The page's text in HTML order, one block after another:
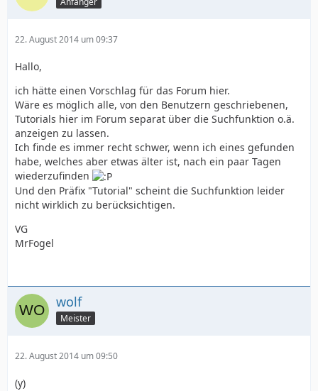
22. August 2014 um 09:37
Hallo,
ich hätte einen Vorschlag für das Forum hier.
Wäre es möglich alle, von den Benutzern geschriebenen,
Tutorials hier im Forum separat über die Suchfunktion o.ä.
anzeigen zu lassen.
Ich finde es immer recht schwer, wenn ich eines gefunden
habe, welches aber etwas älter ist, nach ein paar Tagen
wiederzufinden
Und den Präfix "Tutorial" scheint die Suchfunktion leider
nicht wirklich zu berücksichtigen.
VG
MrFogel
wolf
Meister
22. August 2014 um 09:50
(y)